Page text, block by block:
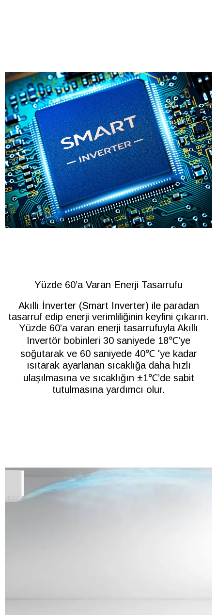
Yüzde 60’a Varan Enerji Tasarrufu
Akıllı İnverter (Smart Inverter) ile paradan
tasarruf edip enerji verimliliğinin keyfini çıkarın.
Yüzde 60’a varan enerji tasarrufuyla Akıllı
Invertör bobinleri 30 saniyede 18℃'ye
soğutarak ve 60 saniyede 40℃ 'ye kadar
ısıtarak ayarlanan sıcaklığa daha hızlı
ulaşılmasına ve sıcaklığın ±1℃’de sabit
tutulmasına yardımcı olur.